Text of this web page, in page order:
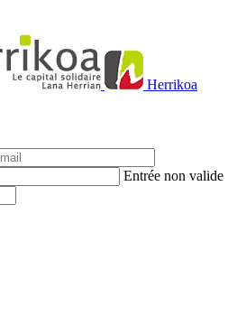
Herrikoa
Entrée non valide